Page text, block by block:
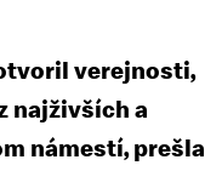
verejnosti,
najživších a
námestí, prešla